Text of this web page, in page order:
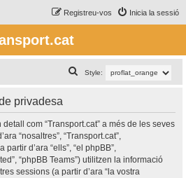
Inicia la sessió
Registreu-vos
Style:
e
c
a
privadesa
com “Transport.cat” a més de les seves
“nosaltres”, “Transport.cat”,
d’ara “ells”, “el phpBB”,
“phpBB Teams”) utilitzen la informació
sessions (a partir d’ara “la vostra